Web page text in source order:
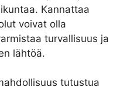
Kannattaa
voivat olla
turvallisuus ja
lähtöä.
tutustua